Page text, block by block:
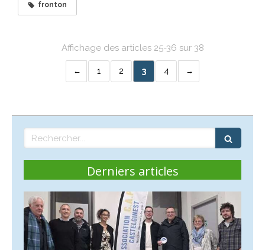
fronton
Affichage des articles 25-36 sur 38
1 2 3 4
Rechercher
Derniers articles